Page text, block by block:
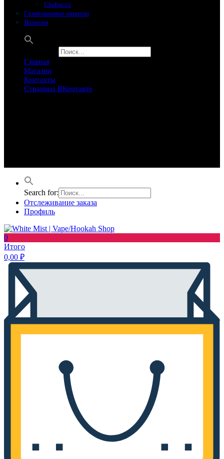
Chabacco
Газированные напитки
Напитки
Главная
Магазин
Контакты
Страница ВКонтакте
Search for:
Отслеживание заказа
Профиль
0
Итого
0,00 ₽